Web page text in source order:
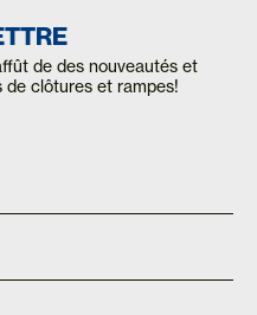
de des nouveautés et
de clôtures et rampes!